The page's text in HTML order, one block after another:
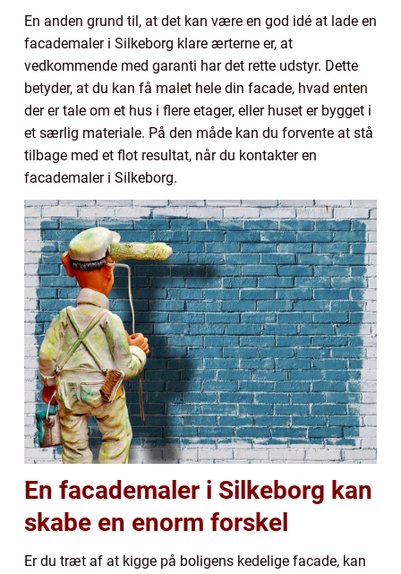
En anden grund til, at det kan være en god idé at lade en
facademaler i Silkeborg klare ærterne er, at
vedkommende med garanti har det rette udstyr. Dette
betyder, at du kan få malet hele din facade, hvad enten
der er tale om et hus i flere etager, eller huset er bygget i
et særlig materiale. På den måde kan du forvente at stå
tilbage med et flot resultat, når du kontakter en
facademaler i Silkeborg.
En facademaler i Silkeborg kan
skabe en enorm forskel
Er du træt af at kigge på boligens kedelige facade, kan